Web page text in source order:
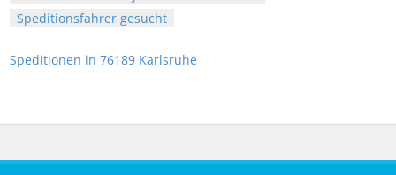
Speditionsfahrer gesucht
Speditionen in 76189 Karlsruhe